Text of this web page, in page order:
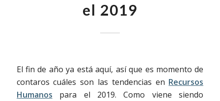
el 2019
El fin de año ya está aquí, así que es momento de
contaros cuáles son las tendencias en Recursos
Humanos para el 2019. Como viene siendo